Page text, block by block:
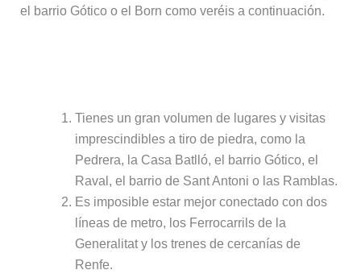
el barrio Gótico o el Born como veréis a continuación.
Tienes un gran volumen de lugares y visitas
imprescindibles a tiro de piedra, como la
Pedrera, la Casa Batlló, el barrio Gótico, el
Raval, el barrio de Sant Antoni o las Ramblas.
Es imposible estar mejor conectado con dos
líneas de metro, los Ferrocarrils de la
Generalitat y los trenes de cercanías de
Renfe.